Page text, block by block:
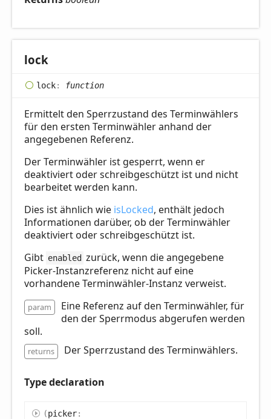
lock
lock: function
Ermittelt den Sperrzustand des Terminwählers
für den ersten Terminwähler anhand der
angegebenen Referenz.
Der Terminwähler ist gesperrt, wenn er
deaktiviert oder schreibgeschützt ist und nicht
bearbeitet werden kann.
Dies ist ähnlich wie isLocked, enthält jedoch
Informationen darüber, ob der Terminwähler
deaktiviert oder schreibgeschützt ist.
Gibt enabled zurück, wenn die angegebene
Picker-Instanzreferenz nicht auf eine
vorhandene Terminwähler-Instanz verweist.
param
Eine Referenz auf den Terminwähler, für
den der Sperrmodus abgerufen werden
soll.
returns Der Sperrzustand des Terminwählers.
Type declaration
(picker: